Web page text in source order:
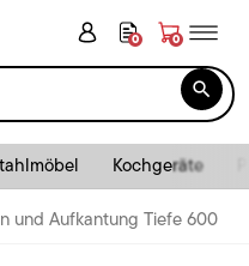
0 0

Kochgeräte
und Aufkantung Tiefe 600